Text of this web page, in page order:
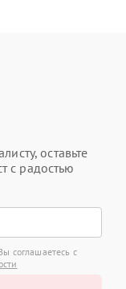
оставьте
с радостью
соглашаетесь с